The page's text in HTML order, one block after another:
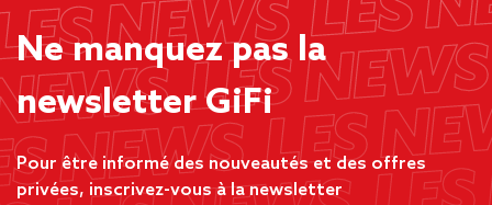
Ne manquez pas la
newsletter GiFi
Pour être informé des nouveautés et des offres
privées, inscrivez-vous à la newsletter